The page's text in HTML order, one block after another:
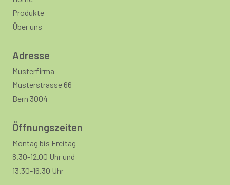
Produkte
Über uns
Adresse
Musterfirma
Musterstrasse 66
Bern 3004
Öffnungszeiten
Montag bis Freitag
8.30-12.00 Uhr und
13.30-16.30 Uhr